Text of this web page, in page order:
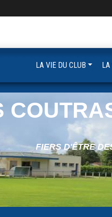
FIERS D'ÊTRE
LA VIE DU CLUB LA